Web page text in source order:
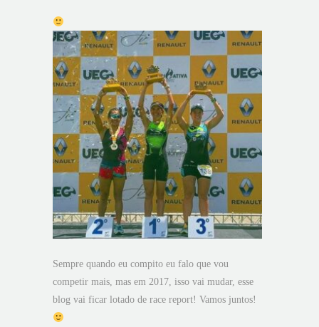
Sempre quando eu compito eu falo que vou
competir mais, mas em 2017, isso vai mudar, esse
blog vai ficar lotado de race report! Vamos juntos!